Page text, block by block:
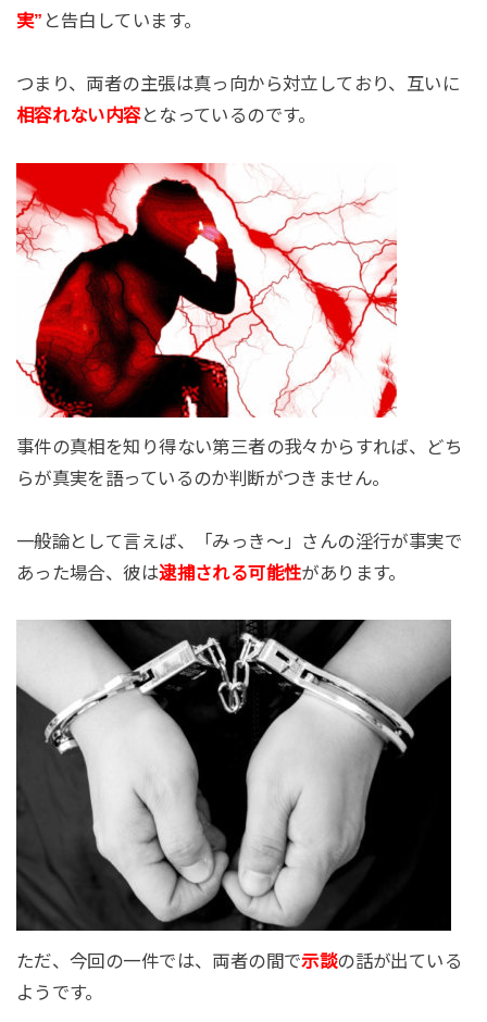
実” と告白しています。
つまり、両者の主張は真っ向から対立しており、互いに
相容れない内容となっているのです。
事件の真相を知り得ない第三者の我々からすれば、どち
らが真実を語っているのか判断がつきません。
一般論として言えば、「みっき～」さんの淫行が事実で
あった場合、彼は逮捕される可能性があります。
ただ、今回の一件では、両者の間で示談の話が出ている
ようです。